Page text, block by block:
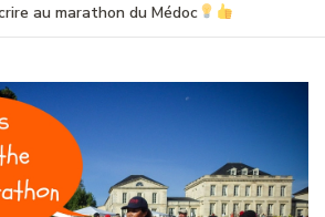
au marathon du Médoc